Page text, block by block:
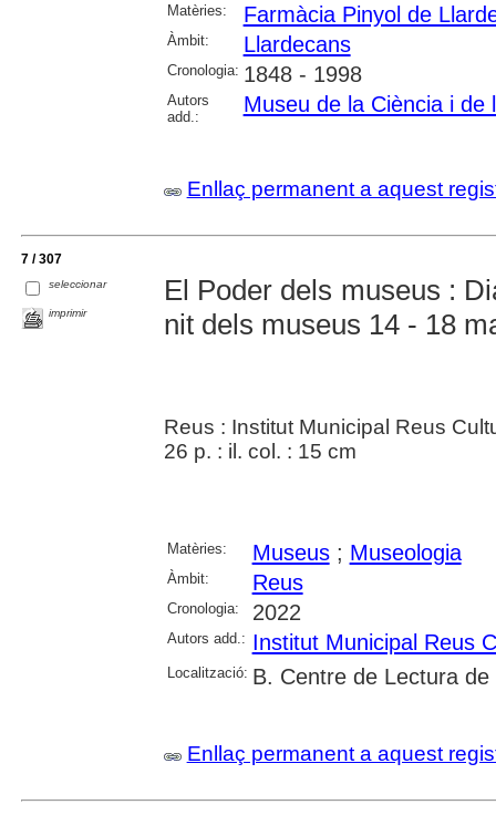
Matèries: Farmàcia Pinyol de
Àmbit: Llardecans
Cronologia: 1848 - 1998
Autors
add.:
Museu de la Ciència i de
Enllaç permanent a aquest
7 / 307
seleccionar
imprimir
El Poder dels museus :
nit dels museus 14 - 18
Reus : Institut Municipal Reus
26 p. : il. col. : 15 cm
Matèries: Museus; Museologia
Àmbit: Reus
Cronologia: 2022
Autors add.: Institut Municipal Reus
Localització: B. Centre de Lectura de
Enllaç permanent a aquest